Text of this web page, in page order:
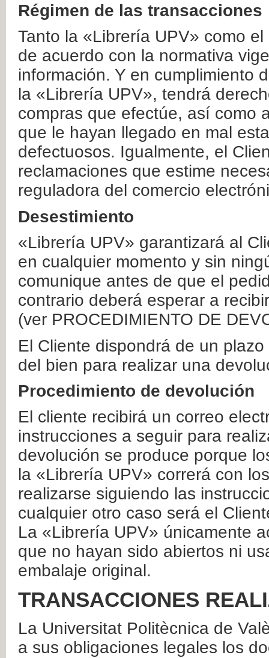
Régimen de las transacciones
Tanto la «Librería UPV» como
de acuerdo con la normativa
información. Y en cumplimiento
la «Librería UPV», tendrá
compras que efectúe, así como
que le hayan llegado en mal
defectuosos. Igualmente, el
reclamaciones que estime
reguladora del comercio
Desestimiento
«Librería UPV» garantizará al
en cualquier momento y sin
comunique antes de que el
contrario deberá esperar a
(ver PROCEDIMIENTO DE
El Cliente dispondrá de un
del bien para realizar una
Procedimiento de devolución
El cliente recibirá un correo
instrucciones a seguir para
devolución se produce porque
la «Librería UPV» correrá con
realizarse siguiendo las
cualquier otro caso será el
La «Librería UPV» únicamente
que no hayan sido abiertos ni
embalaje original.
TRANSACCIONES
La Universitat Politècnica de
a sus obligaciones legales los